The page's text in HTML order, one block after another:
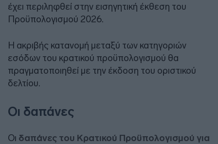
έχει περιληφθεί στην εισηγητική έκθεση του
Προϋπολογισμού 2026.
Η ακριβής κατανομή μεταξύ των κατηγοριών
εσόδων του κρατικού προϋπολογισμού θα
πραγματοποιηθεί με την έκδοση του οριστικού
δελτίου.
Οι δαπάνες
Οι δαπάνες του Κρατικού Προϋπολογισμού για